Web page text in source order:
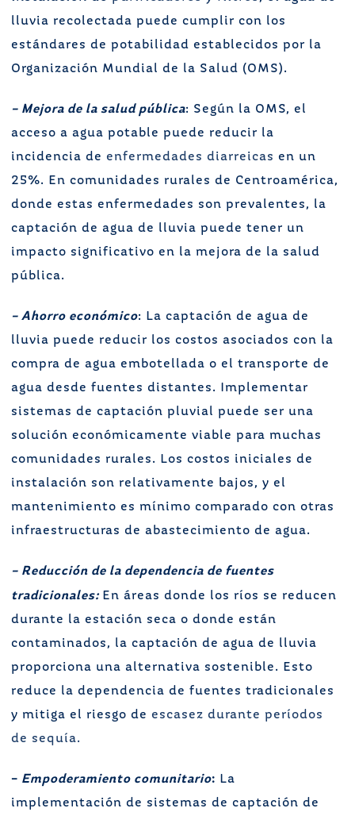
lluvia recolectada puede cumplir con los
estándares de potabilidad establecidos por la
Organización Mundial de la Salud (OMS).
– Mejora de la salud pública: Según la OMS, el
acceso a agua potable puede reducir la
incidencia de enfermedades diarreicas en un
25%. En comunidades rurales de Centroamérica,
donde estas enfermedades son prevalentes, la
captación de agua de lluvia puede tener un
impacto significativo en la mejora de la salud
pública.
– Ahorro económico: La captación de agua de
lluvia puede reducir los costos asociados con la
compra de agua embotellada o el transporte de
agua desde fuentes distantes. Implementar
sistemas de captación pluvial puede ser una
solución económicamente viable para muchas
comunidades rurales. Los costos iniciales de
instalación son relativamente bajos, y el
mantenimiento es mínimo comparado con otras
infraestructuras de abastecimiento de agua.
– Reducción de la dependencia de fuentes
tradicionales: En áreas donde los ríos se reducen
durante la estación seca o donde están
contaminados, la captación de agua de lluvia
proporciona una alternativa sostenible. Esto
reduce la dependencia de fuentes tradicionales
y mitiga el riesgo de escasez durante períodos
de sequía.
– Empoderamiento comunitario: La
implementación de sistemas de captación de